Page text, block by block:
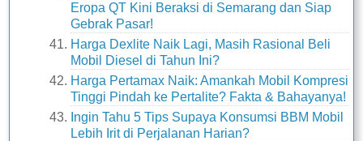
Eropa QT Kini Beraksi di Semarang dan Siap
Gebrak Pasar!
Harga Dexlite Naik Lagi, Masih Rasional Beli
Mobil Diesel di Tahun Ini?
Harga Pertamax Naik: Amankah Mobil Kompresi
Tinggi Pindah ke Pertalite? Fakta & Bahayanya!
Ingin Tahu 5 Tips Supaya Konsumsi BBM Mobil
Lebih Irit di Perjalanan Harian?